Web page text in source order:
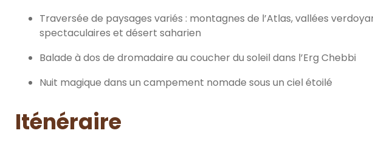
Traversée de paysages variés : montagnes de l’Atlas, vallées
spectaculaires et désert saharien
Balade à dos de dromadaire au coucher du soleil dans l’Erg Chebbi
Nuit magique dans un campement nomade sous un ciel étoilé
Iténéraire